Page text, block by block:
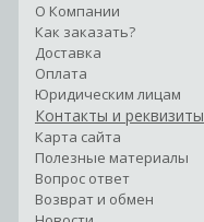
О Компании
Как заказать?
Доставка
Оплата
Юридическим лицам
Контакты и реквизиты
Карта сайта
Полезные материалы
Вопрос ответ
Возврат и обмен